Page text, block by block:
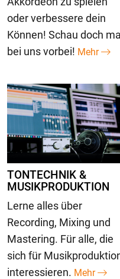
oder verbessere dein
Können! Schau doch mal
bei uns vorbei! Mehr
TONTECHNIK &
MUSIKPRODUKTION
Lerne alles über
Recording, Mixing und
Mastering. Für alle, die
sich für
interessieren. Mehr